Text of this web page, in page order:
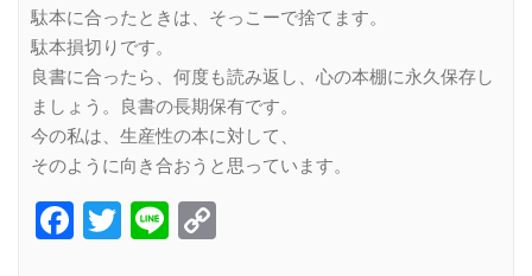
駄本に合ったときは、そっこーで捨てます。
駄本損切りです。
良書に合ったら、何度も読み返し、心の本棚に永久保存し
ましょう。良書の長期保有です。
今の私は、生産性の本に対して、
そのように向き合おうと思っています。
Facebook
Twitter
Line